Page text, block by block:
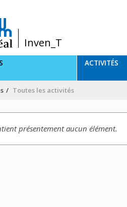
/Inven_T
ACTIVITÉS
Toutes les activités
présentement aucun élément.